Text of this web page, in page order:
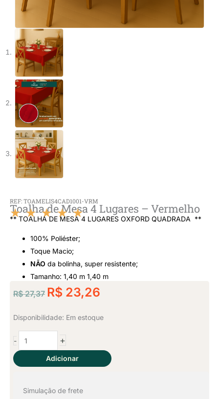
REF: TOAMELIS4CAD1001-VRM
Toalha de Mesa 4 Lugares – Vermelho
★ ★ ★ ★ ★
Classificado
5
de
5
** TOALHA DE MESA 4 LUGARES OXFORD QUADRADA **
100% Poliéster;
Toque Macio;
NÃO da bolinha, super resistente;
Tamanho: 1,40 m 1,40 m
R$27,37
O
original
era:
R$ 27,37.
R$ 23,26
atual
Disponibilidade: Em estoque
-
Toalha
de
Mesa
Lugares
Vermelho
+
Adicionar
Simulação de frete